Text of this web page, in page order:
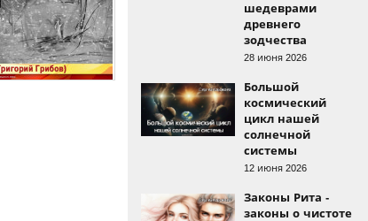
шедеврами
древнего
зодчества
28 июня 2026
Большой
космический
цикл нашей
солнечной
системы
12 июня 2026
Законы Рита -
законы о чистоте